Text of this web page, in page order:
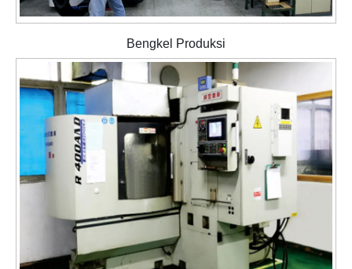
Bengkel Produksi